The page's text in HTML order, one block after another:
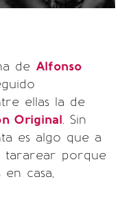
de Alfonso
ellas la de
Original. Sin
es algo que a
tararear porque
casa,